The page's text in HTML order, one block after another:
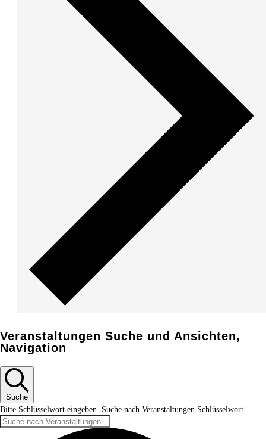
Veranstaltungen Suche und Ansichten,
Navigation
Suche
Bitte Schlüsselwort eingeben. Suche nach Veranstaltungen Schlüsselwort.